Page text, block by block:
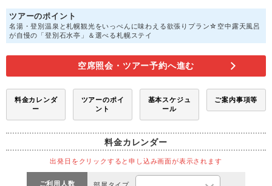
ツアーのポイント
名湯・登別温泉と札幌観光をいっぺんに味わえる欲張りプラン☆空中露天風呂
が自慢の「登別石水亭」＆選べる札幌ステイ
空席照会・ツアー予約へ進む
料金カレンダ
ー
ツアーのポイ
ント
基本スケジュ
ール
ご案内事項等
料金カレンダー
出発日をクリックすると申し込み画面が表示されます
ご利用人数